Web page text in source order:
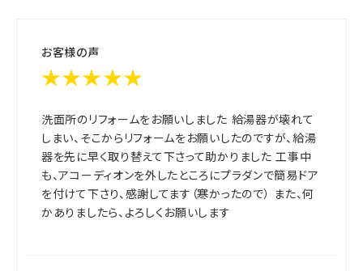
お客様の声
★★★★★
洗面所のリフォームをお願いしました 給湯器が壊れて
しまい、そこからリフォームをお願いしたのですが、給湯
器を先に早く取り替えて下さって助かりました 工事中
も、アコーディオンを外したところにプラダンで簡易ドア
を付けて下さり、感謝してます（寒かったので） また、何
かありましたら、よろしくお願いします